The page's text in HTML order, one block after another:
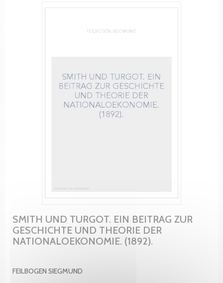
SMITH UND TURGOT. EIN BEITRAG ZUR
GESCHICHTE UND THEORIE DER
NATIONALOEKONOMIE. (1892).
FEILBOGEN SIEGMUND